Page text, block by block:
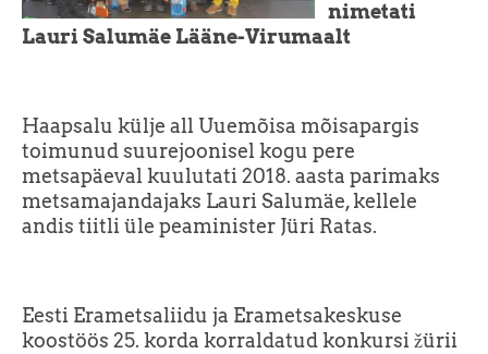
nimetati
Lauri Salumäe Lääne-Virumaalt
Haapsalu külje all Uuemõisa mõisapargis
toimunud suurejoonisel kogu pere
metsapäeval kuulutati 2018. aasta parimaks
metsamajandajaks Lauri Salumäe, kellele
andis tiitli üle peaminister Jüri Ratas.
Eesti Erametsaliidu ja Erametsakeskuse
koostöös 25. korda korraldatud konkursi žürii